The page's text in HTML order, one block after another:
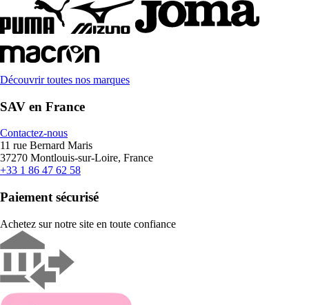
Découvrir toutes nos marques
SAV en France
Contactez-nous
11 rue Bernard Maris
37270 Montlouis-sur-Loire, France
+33 1 86 47 62 58
Paiement sécurisé
Achetez sur notre site en toute confiance